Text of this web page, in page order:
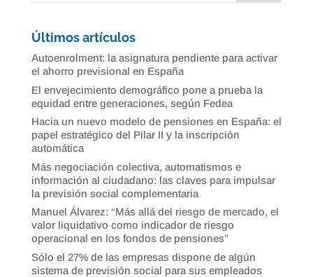
Últimos artículos
Autoenrolment: la asignatura pendiente para activar
el ahorro previsional en España
El envejecimiento demográfico pone a prueba la
equidad entre generaciones, según Fedea
Hacia un nuevo modelo de pensiones en España: el
papel estratégico del Pilar II y la inscripción
automática
Más negociación colectiva, automatismos e
información al ciudadano: las claves para impulsar
la previsión social complementaria
Manuel Álvarez: “Más allá del riesgo de mercado, el
valor liquidativo como indicador de riesgo
operacional en los fondos de pensiones”
Sólo el 27% de las empresas dispone de algún
sistema de previsión social para sus empleados